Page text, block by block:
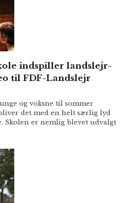
indspiller landslejr-
til FDF-Landslejr
og voksne til sommer
det med en helt særlig lyd
Skolen er nemlig blevet udvalgt